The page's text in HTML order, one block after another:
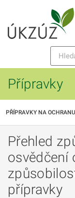
Přípravky
PŘÍPRAVKY NA
Přehled
osvědčení
přípravky